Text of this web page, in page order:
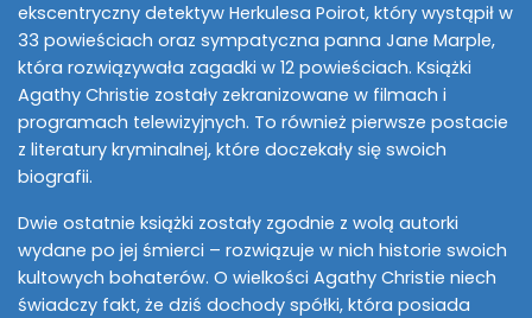
ekscentryczny detektyw Herkulesa Poirot, który wystąpił w
33 powieściach oraz sympatyczna panna Jane Marple,
która rozwiązywała zagadki w 12 powieściach. Książki
Agathy Christie zostały zekranizowane w filmach i
programach telewizyjnych. To również pierwsze postacie
z literatury kryminalnej, które doczekały się swoich
biografii.
Dwie ostatnie książki zostały zgodnie z wolą autorki
wydane po jej śmierci – rozwiązuje w nich historie swoich
kultowych bohaterów. O wielkości Agathy Christie niech
świadczy fakt, że dziś dochody spółki, która posiada